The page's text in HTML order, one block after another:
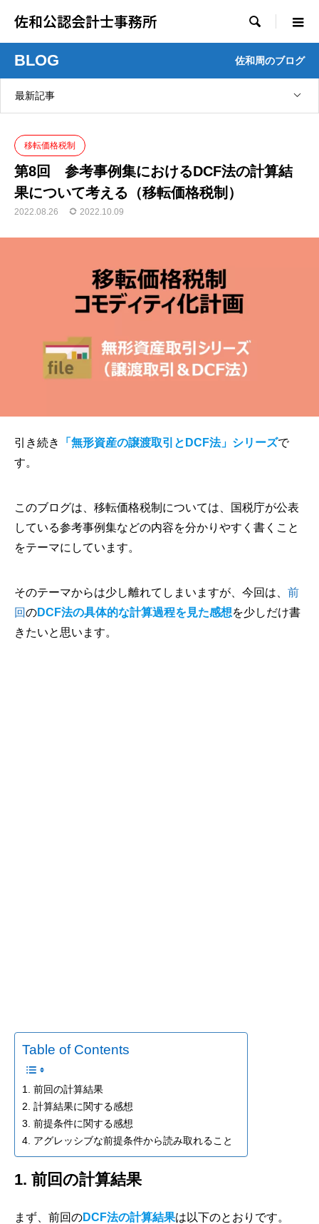
佐和公認会計士事務所 
BLOG 佐和周のブログ
最新記事
移転価格税制
第8回 参考事例集におけるDCF法の計算結
果について考える（移転価格税制）
2022.08.26 2022.10.09
引き続き 「無形資産の譲渡取引とDCF法」シリーズで
す。
このブログは、移転価格税制については、国税庁が公表
している参考事例集などの内容を分かりやすく書くこと
をテーマにしています。
そのテーマからは少し離れてしまいますが、今回は、 前
回のDCF法の具体的な計算過程を見た感想を少しだけ書
きたいと思います。
Table of Contents
1. 前回の計算結果
2. 計算結果に関する感想
3. 前提条件に関する感想
4. アグレッシブな前提条件から読み取れること
1. 前回の計算結果
まず、前回のDCF法の計算結果は以下のとおりです。